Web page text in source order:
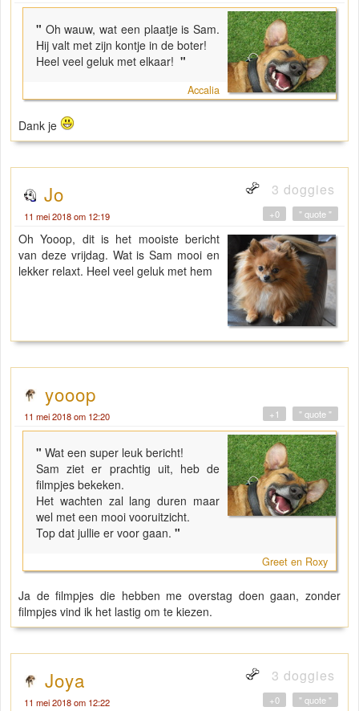
" Oh wauw, wat een plaatje is Sam.
Hij valt met zijn kontje in de boter!
Heel veel geluk met elkaar! "
Accalia
Dank je
Jo 3 doggies
11 mei 2018 om 12:19 " quote "
+0
Oh Yooop, dit is het mooiste bericht
van deze vrijdag. Wat is Sam mooi en
lekker relaxt. Heel veel geluk met hem
yooop
11 mei 2018 om 12:20 " quote "
+1
" Wat een super leuk bericht!
Sam ziet er prachtig uit, heb de
filmpjes bekeken.
Het wachten zal lang duren maar
wel met een mooi vooruitzicht.
Top dat jullie er voor gaan. "
Greet en Roxy
Ja de filmpjes die hebben me overstag doen gaan, zonder
filmpjes vind ik het lastig om te kiezen.
Joya 3 doggies
11 mei 2018 om 12:22 " quote "
+0